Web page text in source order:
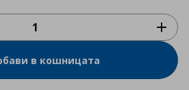
в кошницата